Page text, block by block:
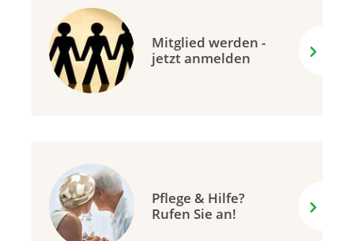
Mitglied werden -
jetzt anmelden
Pflege & Hilfe?
Rufen Sie an!